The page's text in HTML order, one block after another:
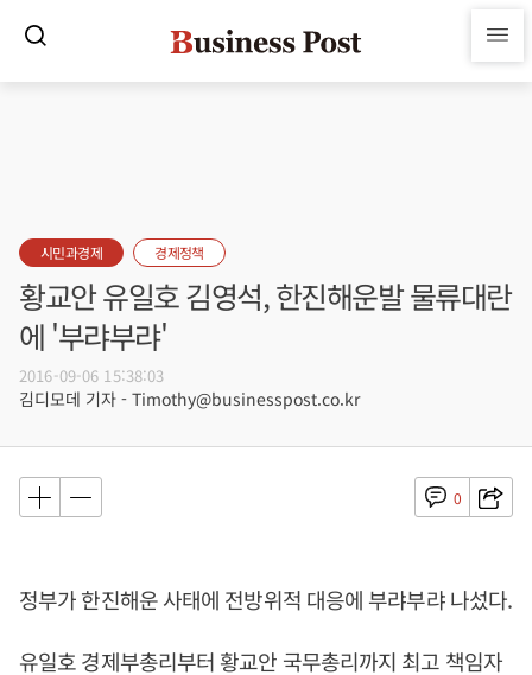
시민과경제 경제정책
황교안 유일호 김영석, 한진해운발 물류대란
에 '부랴부랴'
2016-09-06 15:38:03
김디모데 기자 - Timothy@businesspost.co.kr
0
정부가 한진해운 사태에 전방위적 대응에 부랴부랴 나섰다.
유일호 경제부총리부터 황교안 국무총리까지 최고 책임자